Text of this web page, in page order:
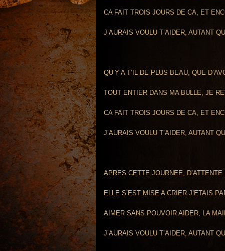
CA FAIT TROIS JOURS DE CA, ET
J’AURAIS VOULU T’AIDER, AUTANT
QU’Y A T’IL DE PLUS BEAU, QUE
TOUT ENTIER DANS MA BULLE, JE
CA FAIT TROIS JOURS DE CA, ET
J’AURAIS VOULU T’AIDER, AUTANT
APRES CETTE JOURNEE,
ELLE S’EST MISE A CRIER J’ETAIS
AIMER SANS POUVOIR AIDER, LA
J’AURAIS VOULU T’AIDER, AUTANT